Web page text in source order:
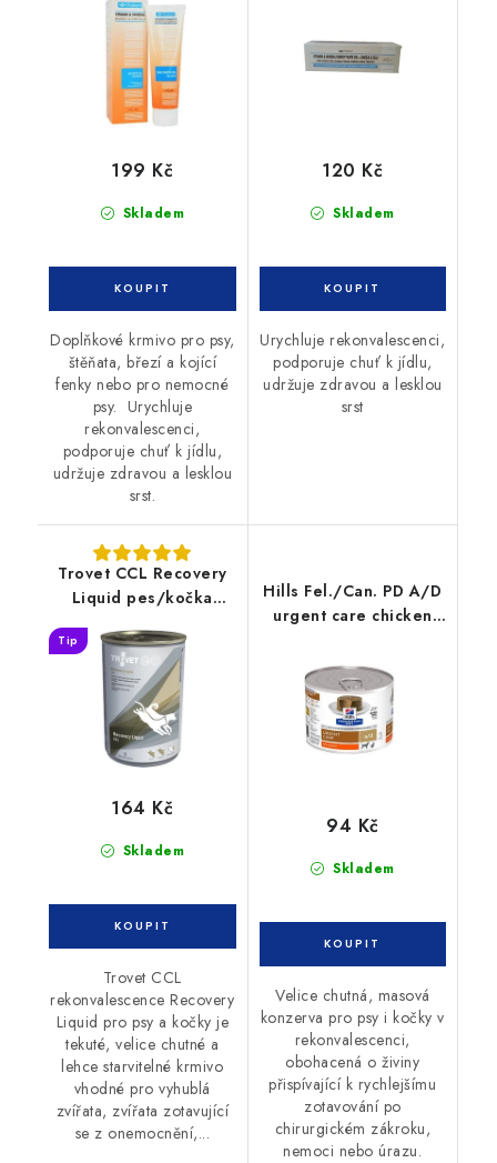
Skladem
199 Kč
Doplňkové krmivo pro psy,
štěňata, březí a kojící
fenky nebo pro nemocné
psy. Urychluje
rekonvalescenci,
podporuje chuť k jídlu,
udržuje zdravou a lesklou
srst.
Skladem
120 Kč
Urychluje rekonvalescenci,
podporuje chuť k jídlu,
udržuje zdravou a lesklou
srst
Trovet CCL Recovery
Liquid pes/kočka
Tip
Skladem
164 Kč
Trovet CCL
rekonvalescence Recovery
Liquid pro psy a kočky je
tekuté, velice chutné a
lehce starvitelné krmivo
vhodné pro vyhublá
zvířata, zvířata zotavující
se z onemocnění,...
Hills Fel./Can. PD A/D
urgent care chicken
Skladem
94 Kč
Velice chutná, masová
konzerva pro psy i kočky v
rekonvalescenci,
obohacená o živiny
přispívající k rychlejšímu
zotavování po
chirurgickém zákroku,
nemoci nebo úrazu.